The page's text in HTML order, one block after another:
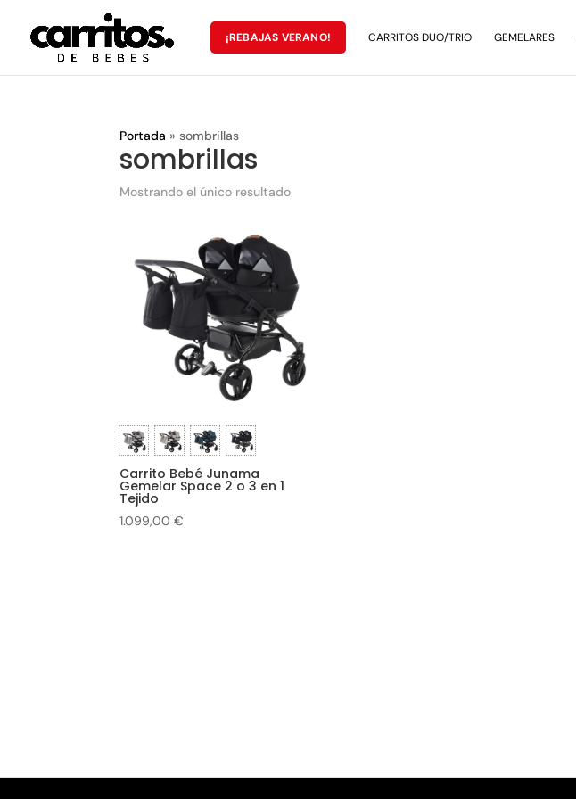
¡REBAJAS VERANO! CARRITOS DUO/TRIO GEMELARES
Portada »sombrillas
sombrillas
Mostrando el único resultado
Carrito Bebé Junama
Gemelar Space 2 o 3 en 1
Tejido
1.099,00€